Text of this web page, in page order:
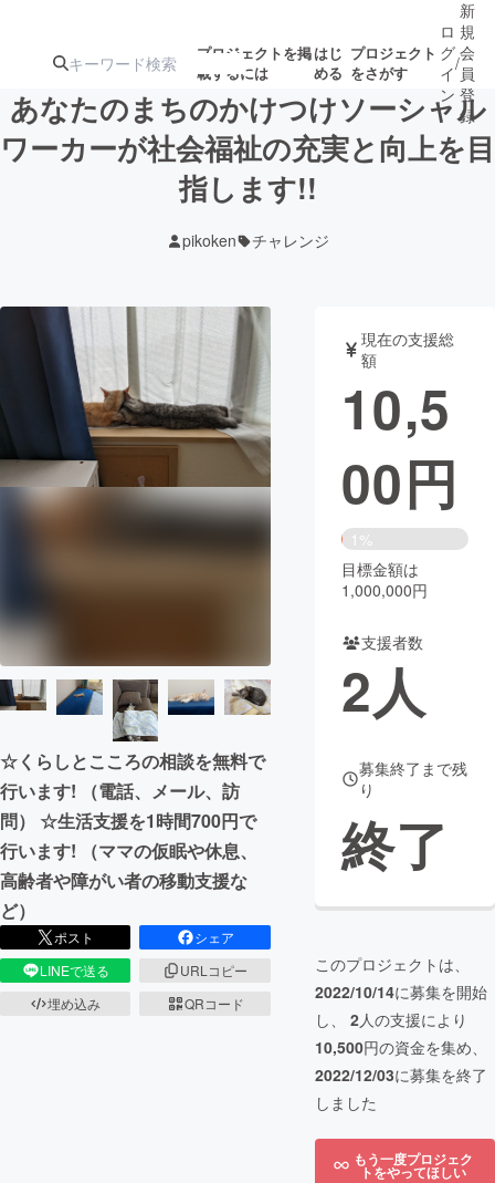
プロジェクトを掲
載するには
はじ
める
プロジェクト
をさがす
注目の新着プロ 募集終了が近いプ
ロジェクト
テクノロジー・ガジェット
映像・映画 書籍・雑誌
ビジネス・起業 チャレンジ
CAMPFIRE Creation
コミュニティ
ロ
グ
イ
ン
/
新
規
会
員
登
録
あなたのまちのかけつけソーシャル
ワーカーが社会福祉の充実と向上を目
指します!!
pikoken チャレンジ
☆くらしとこころの相談を無料で
行います! （電話、メール、訪
問） ☆生活支援を1時間700円で
行います! （ママの仮眠や休息、
高齢者や障がい者の移動支援な
ど）
ポスト
シェア
LINEで送る
URLコピー
埋め込み
QRコード
現在の支援総
額
10,5
00円
1%
目標金額は
1,000,000円
支援者数
2人
募集終了まで残
り
終了
このプロジェクトは、
2022/10/14に募集を開始
し、 2人の支援により
10,500円の資金を集め、
2022/12/03に募集を終了
しました
もう一度プロジェク
トをやってほしい